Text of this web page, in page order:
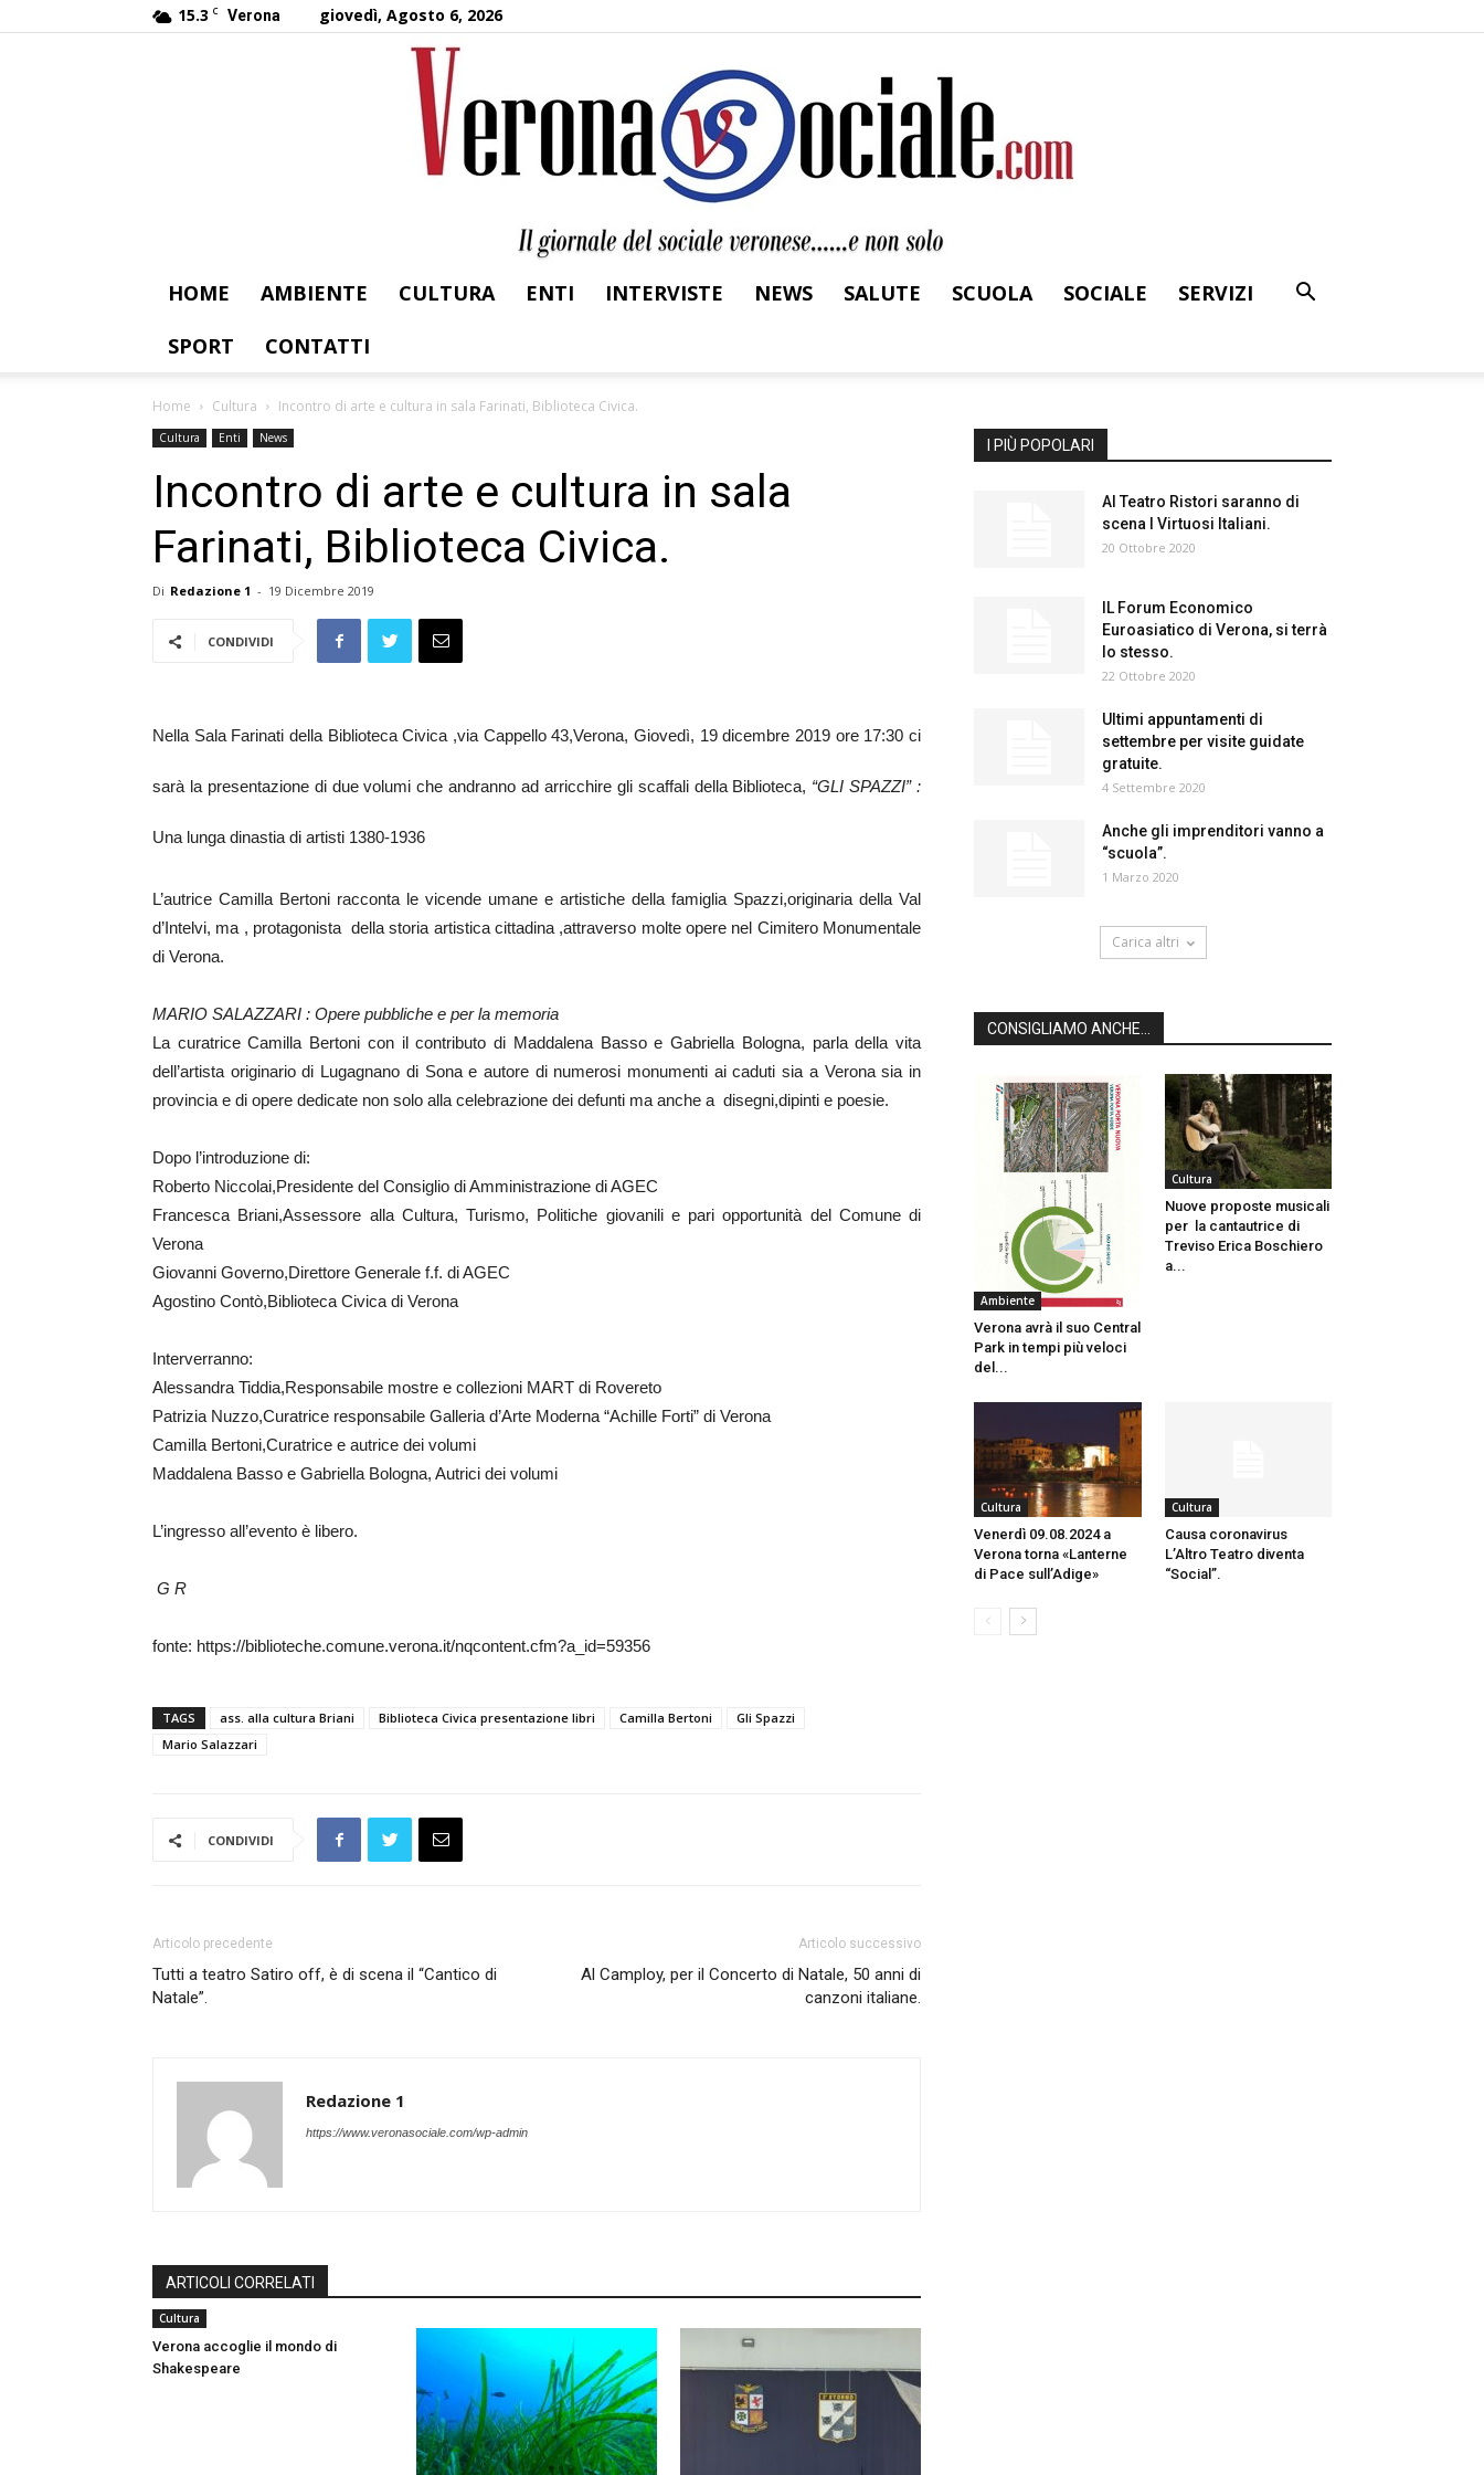
15.3 C Verona giovedì, Agosto 6, 2026
Sociale
HOME AMBIENTE CULTURA ENTI INTERVISTE NEWS SALUTE SCUOLA SOCIALE
SERVIZI
SPORT
CONTATTI
Home Cultura Incontro di arte e cultura in sala Farinati, Biblioteca Civica.
Cultura Enti News
Incontro di arte e cultura in sala
Farinati, Biblioteca Civica.
Di Redazione 1 - 19 Dicembre 2019
CONDIVIDI
Nella Sala Farinati della Biblioteca Civica ,via Cappello 43,Verona, Giovedì, 19 dicembre 2019 ore 17:30 ci
sarà la presentazione di due volumi che andranno ad arricchire gli scaffali della Biblioteca, “GLI SPAZZI” :
Una lunga dinastia di artisti 1380-1936
L’autrice Camilla Bertoni racconta le vicende umane e artistiche della famiglia Spazzi,originaria della Val
d’Intelvi, ma , protagonista della storia artistica cittadina ,attraverso molte opere nel Cimitero Monumentale
di Verona.
MARIO SALAZZARI : Opere pubbliche e per la memoria
La curatrice Camilla Bertoni con il contributo di Maddalena Basso e Gabriella Bologna, parla della vita
dell’artista originario di Lugagnano di Sona e autore di numerosi monumenti ai caduti sia a Verona sia in
provincia e di opere dedicate non solo alla celebrazione dei defunti ma anche a disegni,dipinti e poesie.
Dopo l’introduzione di:
Roberto Niccolai,Presidente del Consiglio di Amministrazione di AGEC
Francesca Briani,Assessore alla Cultura, Turismo, Politiche giovanili e pari opportunità del Comune di
Verona
Giovanni Governo,Direttore Generale f.f. di AGEC
Agostino Contò,Biblioteca Civica di Verona
Interverranno:
Alessandra Tiddia,Responsabile mostre e collezioni MART di Rovereto
Patrizia Nuzzo,Curatrice responsabile Galleria d’Arte Moderna “Achille Forti” di Verona
Camilla Bertoni,Curatrice e autrice dei volumi
Maddalena Basso e Gabriella Bologna, Autrici dei volumi
L’ingresso all’evento è libero.
G R
fonte: https://biblioteche.comune.verona.it/nqcontent.cfm?a_id=59356
TAGS ass. alla cultura Briani Biblioteca Civica presentazione libri Camilla Bertoni
Gli Spazzi
Mario Salazzari
CONDIVIDI
Articolo precedente
Tutti a teatro Satiro off, è di scena il “Cantico di
Natale”.
Articolo successivo
Al Camploy, per il Concerto di Natale, 50 anni di
canzoni italiane.
Redazione 1
https://www.veronasociale.com/wp-admin
ARTICOLI CORRELATI
Cultura
Verona accoglie il mondo di
Shakespeare
I PIÙ POPOLARI
Al Teatro Ristori saranno di
scena I Virtuosi Italiani.
20 Ottobre 2020
IL Forum Economico
Euroasiatico di Verona, si terrà
lo stesso.
22 Ottobre 2020
Ultimi appuntamenti di
settembre per visite guidate
gratuite.
4 Settembre 2020
Anche gli imprenditori vanno a
“scuola”.
1 Marzo 2020
Carica altri
CONSIGLIAMO ANCHE...
Ambiente
Verona avrà il suo Central
Park in tempi più veloci
del...
Cultura
Nuove proposte musicali
per la cantautrice di
Treviso Erica Boschiero
a...
Cultura
Venerdì 09.08.2024 a
Verona torna «Lanterne
di Pace sull’Adige»
Cultura
Causa coronavirus
L’Altro Teatro diventa
“Social”.